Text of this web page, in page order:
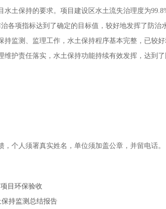
土保持的要求。项目建设区水土流失治理度为
各项指标达到了确定的目标值，较好地发挥了防治
监测、监理工作，水土保持程序基本完整，已较
护责任落实，水土保持功能持续有效发挥，达到
个人须署真实姓名，单位须加盖公章，并留电话。
目环保验收
持监测总结报告